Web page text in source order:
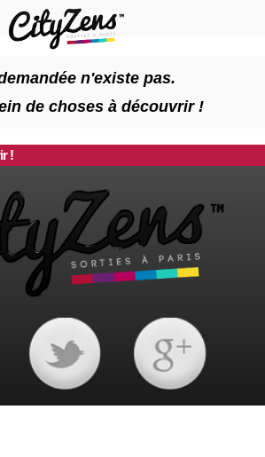
n'existe pas.
de choses à découvrir !
!